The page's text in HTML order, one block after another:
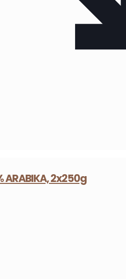
ARABIKA, 2x250g